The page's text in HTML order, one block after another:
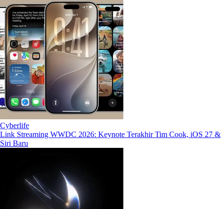
Cyberlife
Link Streaming WWDC 2026: Keynote Terakhir Tim Cook, iOS 27 &
Siri Baru